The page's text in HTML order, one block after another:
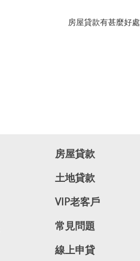
房屋貸款有甚麼好處
房屋貸款
土地貸款
VIP老客戶
常見問題
線上申貸